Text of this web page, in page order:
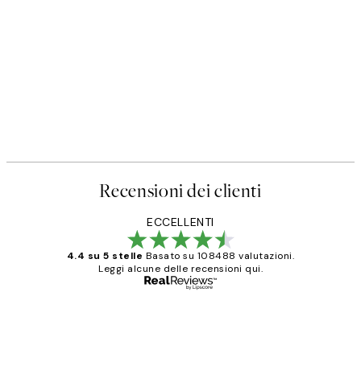
Recensioni dei clienti
ECCELLENTI
4.4 su 5 stelle Basato su 108488 valutazioni.
Leggi alcune delle recensioni qui.